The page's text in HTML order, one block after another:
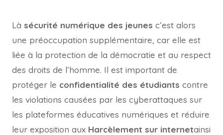
Là sécurité numérique des jeunes c’est alors
une préoccupation supplémentaire, car elle est
liée à la protection de la démocratie et au respect
des droits de l’homme. Il est important de
protéger le confidentialité des étudiants contre
les violations causées par les cyberattaques sur
les plateformes éducatives numériques et réduire
leur exposition aux Harcèlement sur internetainsi